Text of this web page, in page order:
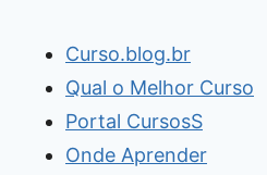
Curso.blog.br
Qual o Melhor Curso
Portal CursosS
Onde Aprender